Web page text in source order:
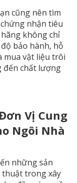
cũng nên tìm
nhận tiêu
không chỉ
bảo hành, hỗ
mua vật liệu trôi
đến chất lượng
Vị Cung
Ngôi Nhà
những sản
thuật trong xây